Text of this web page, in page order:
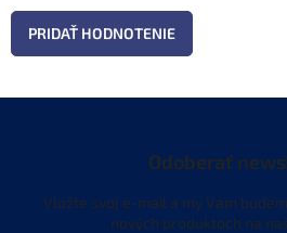
PRIDAŤ HODNOTENIE
Odoberať
Vložte svoj e-mail a my Vám
nových produktoch na